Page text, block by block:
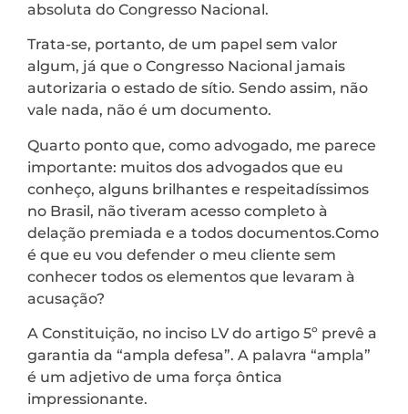
absoluta do Congresso Nacional.
Trata-se, portanto, de um papel sem valor
algum, já que o Congresso Nacional jamais
autorizaria o estado de sítio. Sendo assim, não
vale nada, não é um documento.
Quarto ponto que, como advogado, me parece
importante: muitos dos advogados que eu
conheço, alguns brilhantes e respeitadíssimos
no Brasil, não tiveram acesso completo à
delação premiada e a todos documentos.Como
é que eu vou defender o meu cliente sem
conhecer todos os elementos que levaram à
acusação?
A Constituição, no inciso LV do artigo 5º prevê a
garantia da “ampla defesa”. A palavra “ampla”
é um adjetivo de uma força ôntica
impressionante.